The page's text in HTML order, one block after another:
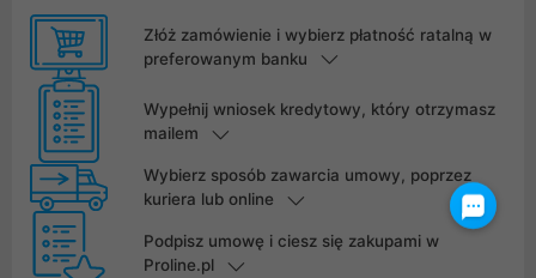
Złóż zamówienie i wybierz płatność ratalną w
preferowanym banku
Wypełnij wniosek kredytowy, który otrzymasz
mailem
Wybierz sposób zawarcia umowy, poprzez
kuriera lub online
Podpisz umowę i ciesz się zakupami w
Proline.pl